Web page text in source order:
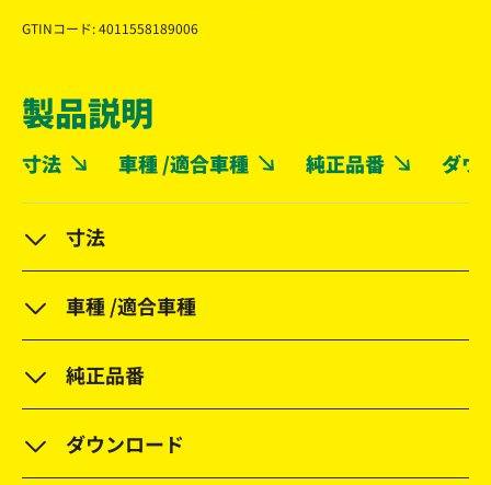
GTINコード: 4011558189006
製品説明
寸法 車種 /適合車種 純正品番 ダウ
寸法
車種 /適合車種
純正品番
ダウンロード